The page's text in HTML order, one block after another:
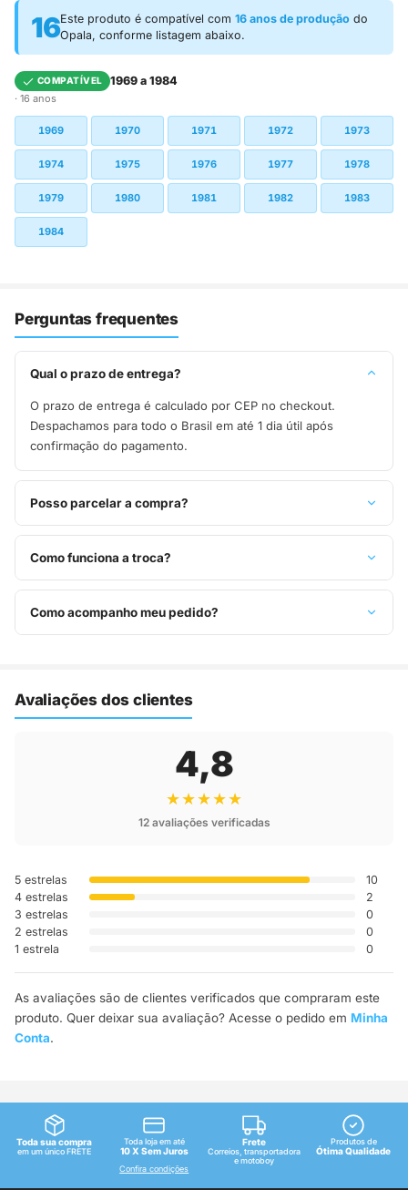
16Este produto é compatível com 16 anos de produção do
Opala, conforme listagem abaixo.
COMPATÍVEL 1969 a 1984
· 16 anos
1969 1970 1971 1972 1973
1974 1975 1976 1977 1978
1979 1980 1981 1982 1983
1984
Perguntas frequentes
Qual o prazo de entrega?
O prazo de entrega é calculado por CEP no checkout.
Despachamos para todo o Brasil em até 1 dia útil após
confirmação do pagamento.
Posso parcelar a compra?
Sim, parcelamos em até 10x sem juros no cartão de crédito,
ou pague à vista no Pix com 8% de desconto.
Como funciona a troca?
Você tem 7 dias após o recebimento para solicitar troca.
Basta entrar em contato pelo WhatsApp ou e-mail.
Como acompanho meu pedido?
Avaliações dos clientes
4,8
★★★★★
12 avaliações verificadas
5 estrelas
10
4 estrelas
2
3 estrelas
0
2 estrelas
0
1 estrela
0
As avaliações são de clientes verificados que compraram este
produto. Quer deixar sua avaliação? Acesse o pedido em Minha
Conta.
Toda sua compra
em um único FRETE
Toda loja em até
10 X Sem Juros
Confira condições
Frete
Correios, transportadora
e motoboy
Produtos de
Ótima Qualidade